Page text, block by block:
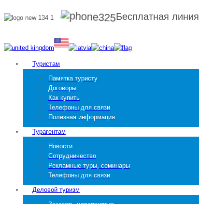
Бесплатная линия
Туристам
Памятка туристу
Договоры
Как купить
Телефоны для связи
Полезная информация
Турагентам
Новости
Сотрудничество
Рекламные туры, семинары
Телефоны для связи
Деловой туризм